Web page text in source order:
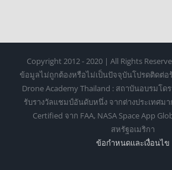
Copyright 2012 - 2020 | All Rights
ข้อมูลไม่ถูกต้องหรือไม่เป็นปัจจุบันโปรดติดต่อ
Drone Academy Thailand : สถาบันอบรมโด
รับรางวัลแชมป์อันดับหนึ่ง จากต่างประเทศม
Certified จาก FAA, NASA Space App
สหรัฐอเมริกา
ข้อกำหนดเเละเงื่อนไข